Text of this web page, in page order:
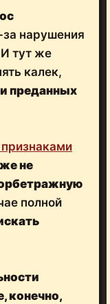
за нарушения
тут же
калек,
преданных
не
полной
конечно,